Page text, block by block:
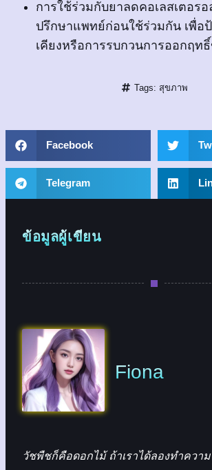
การใช้ร่วมกับยาลดคอเลสเตอร
ปรึกษาแพทย์ก่อนใช้ร่วมกัน เพื่อ
เคียงหรือการรบกวนการออกฤท
Tags: สุขภาพ
Facebook
Telegram
ข้อมูลผู้เขียน
Fiona
วัชพืชก็คือดอกไม้ ถ้าเราได้ลองทำควา